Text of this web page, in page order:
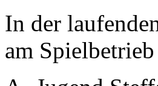
In der
am